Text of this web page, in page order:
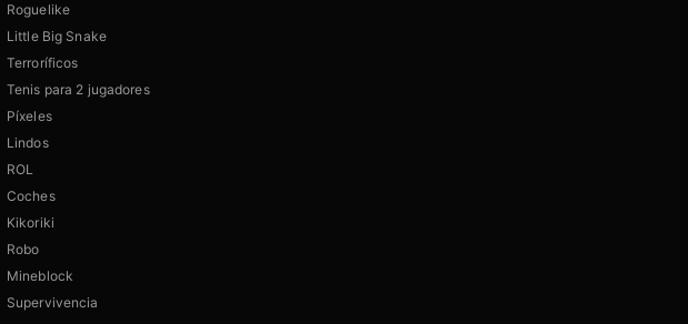
Roguelike
Little Big Snake
Terroríficos
Tenis para 2 jugadores
Píxeles
Lindos
ROL
Coches
Kikoriki
Robo
Mineblock
Supervivencia